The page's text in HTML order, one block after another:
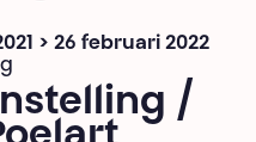
> 26 februari 2022
/